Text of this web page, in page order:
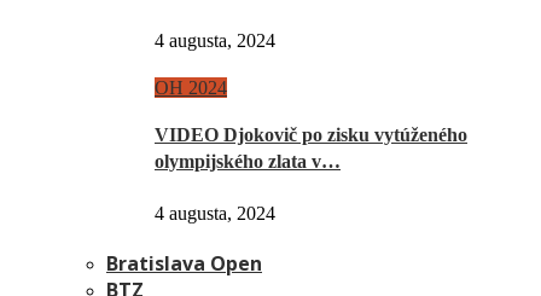
4 augusta, 2024
OH 2024
VIDEO Djokovič po zisku vytúženého
olympijského zlata v…
4 augusta, 2024
Bratislava Open
BTZ